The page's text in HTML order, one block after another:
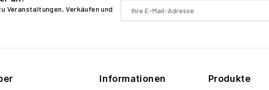
Veranstaltungen, Verkäufen und
Informationen Produkte